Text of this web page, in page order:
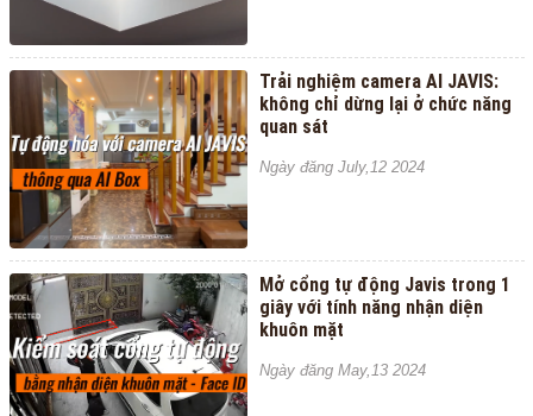
Trải nghiệm camera AI JAVIS:
không chỉ dừng lại ở chức năng
quan sát
Ngày đăng July,12 2024
Mở cổng tự động Javis trong 1
giây với tính năng nhận diện
khuôn mặt
Ngày đăng May,13 2024